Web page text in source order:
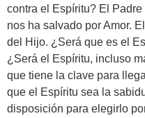
contra el Espíritu? El
nos ha salvado por Amor.
del Hijo. ¿Será que es el
¿Será el Espíritu, incluso
que tiene la clave para
que el Espíritu sea la
disposición para elegirlo